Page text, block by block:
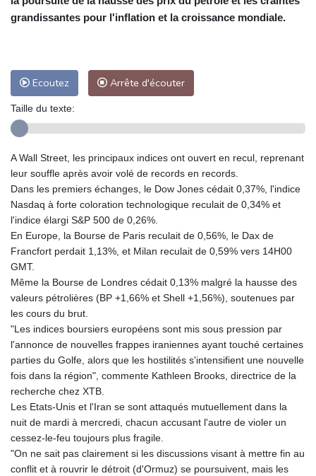
grandissantes pour l'inflation et la croissance mondiale.
Ecoutez Arrête d'écouter
Taille du texte:
A Wall Street, les principaux indices ont ouvert en recul, reprenant
leur souffle après avoir volé de records en records.
Dans les premiers échanges, le Dow Jones cédait 0,37%, l'indice
Nasdaq à forte coloration technologique reculait de 0,34% et
l'indice élargi S&P 500 de 0,26%.
En Europe, la Bourse de Paris reculait de 0,56%, le Dax de
Francfort perdait 1,13%, et Milan reculait de 0,59% vers 14H00
GMT.
Même la Bourse de Londres cédait 0,13% malgré la hausse des
valeurs pétrolières (BP +1,66% et Shell +1,56%), soutenues par
les cours du brut.
"Les indices boursiers européens sont mis sous pression par
l'annonce de nouvelles frappes iraniennes ayant touché certaines
parties du Golfe, alors que les hostilités s'intensifient une nouvelle
fois dans la région", commente Kathleen Brooks, directrice de la
recherche chez XTB.
Les Etats-Unis et l'Iran se sont attaqués mutuellement dans la
nuit de mardi à mercredi, chacun accusant l'autre de violer un
cessez-le-feu toujours plus fragile.
"On ne sait pas clairement si les discussions visant à mettre fin au
conflit et à rouvrir le détroit (d'Ormuz) se poursuivent, mais les